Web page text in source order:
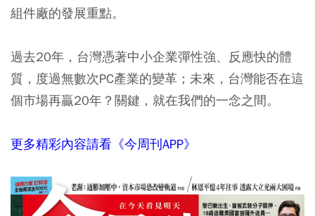
組件廠的發展重點。
過去20年，台灣憑著中小企業彈性強、反應快的體
質，度過無數次PC產業的變革；未來，台灣能否在這
個市場再贏20年？關鍵，就在我們的一念之間。
更多精彩內容請看《今周刊APP》